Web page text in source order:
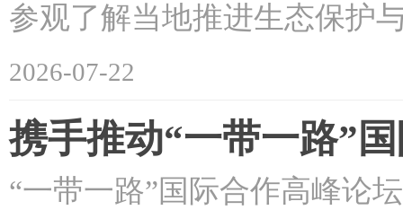
参观了解当地推进生态保护
2026-07-22
携手推动“一带一路”
“一带一路”国际合作高峰论